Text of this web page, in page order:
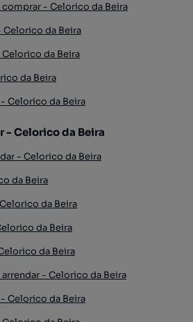
- Celorico da Beira
Celorico da Beira
da Beira
da Beira
Celorico da Beira
- Celorico da Beira
- Celorico da Beira
da Beira
da Beira
da Beira
da Beira
- Celorico da Beira
Celorico da Beira